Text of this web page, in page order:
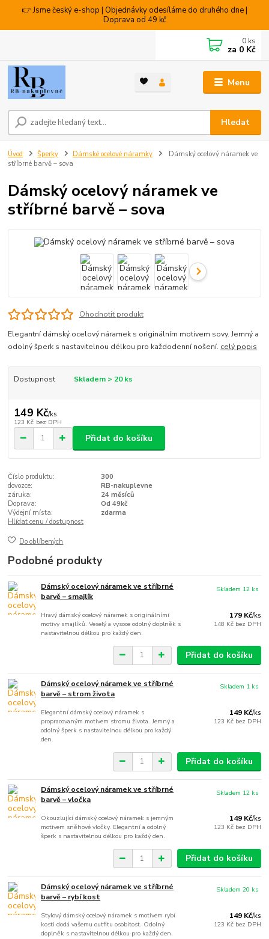
👉 Jsme český e-shop | Objednávky odesíláme do druhého dne |
Doprava od 49 kč
Menu
Hledat
0 ks
za 0 Kč
Úvod Šperky Dámské ocelové náramky
Dámský ocelový náramek ve
stříbrné barvě – sova
Dámský ocelový náramek ve
stříbrné barvě – sova
Ohodnotit produkt
Elegantní dámský ocelový náramek s originálním motivem sovy. Jemný a
odolný šperk s nastavitelnou délkou pro každodenní nošení. celý popis
Dostupnost Skladem > 20 ks
149 Kč/ks
123 Kč bez DPH
Přidat do košíku
Číslo produktu:
300
dovozce:
RB-nakuplevne
záruka:
24 měsíců
Doprava:
Od 49kč
Výdejní místa:
zdarma
Hlídat cenu / dostupnost
Do oblíbených
Podobné produkty
Dámský ocelový náramek ve stříbrné
barvě – smajlík
Hravý dámský ocelový náramek s originálními
motivy smajlíků. Veselý a vysoce odolný doplněk s
nastavitelnou délkou pro každý den.
179 Kč/ks
148 Kč bez DPH
Skladem 12 ks
Přidat do košíku
Dámský ocelový náramek ve stříbrné
barvě – strom života
Elegantní dámský ocelový náramek s
propracovaným motivem stromu života. Jemný a
odolný šperk s nastavitelnou délkou pro každý
den.
149 Kč/ks
123 Kč bez DPH
Skladem 1 ks
Přidat do košíku
Dámský ocelový náramek ve stříbrné
barvě – vločka
Okouzlující dámský ocelový náramek s jemným
motivem sněhové vločky. Elegantní a odolný
šperk s nastavitelnou délkou pro každý den.
149 Kč/ks
123 Kč bez DPH
Skladem 12 ks
Přidat do košíku
Dámský ocelový náramek ve stříbrné
barvě – rybí kost
Stylový dámský ocelový náramek s motivem rybí
kosti dodá vašemu outfitu osobitost. Odolný
doplněk s nastavitelnou délkou pro každý den.
149 Kč/ks
123 Kč bez DPH
Skladem 20 ks